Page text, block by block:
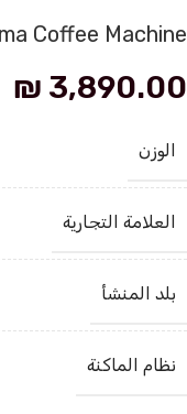
Coffee Machine
₪ 3,890.00
الوزن
العلامة التجارية
بلد المنشأ
نظام الماكنة